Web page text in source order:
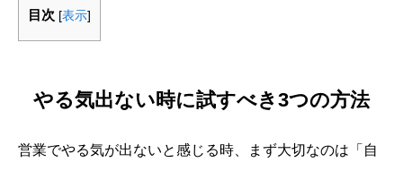
目次 [表示]
やる気出ない時に試すべき3つの方法
営業でやる気が出ないと感じる時、まず大切なのは「自